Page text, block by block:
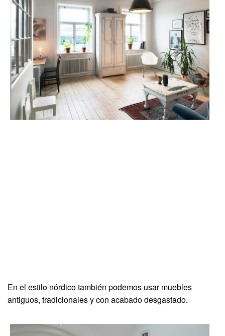
En el estilo nórdico también podemos usar muebles
antiguos, tradicionales y con acabado desgastado.